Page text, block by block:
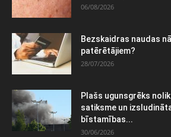
06/08/2026
Bezskaidras naudas
patērētājiem?
28/07/2026
Plašs ugunsgrēks
satiksme un
bīstamības...
30/06/2026